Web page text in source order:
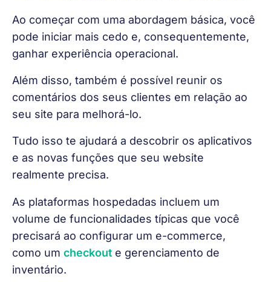
Ao começar com uma abordagem básica, você
pode iniciar mais cedo e, consequentemente,
ganhar experiência operacional.
Além disso, também é possível reunir os
comentários dos seus clientes em relação ao
seu site para melhorá-lo.
Tudo isso te ajudará a descobrir os aplicativos
e as novas funções que seu website
realmente precisa.
As plataformas hospedadas incluem um
volume de funcionalidades típicas que você
precisará ao configurar um e-commerce,
como um checkout e gerenciamento de
inventário.